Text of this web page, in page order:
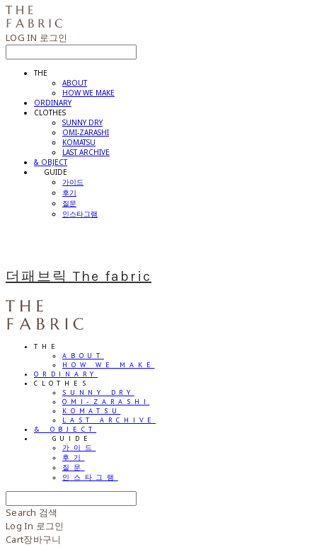
LOG IN 로그인
THE
ABOUT
HOW WE MAKE
ORDINARY
CLOTHES
SUNNY DRY
OMI-ZARASHI
KOMATSU
LAST ARCHIVE
& OBJECT
⠀⠀GUIDE
가이드
후기
질문
인스타그램
더패브릭 The fabric
THE
ABOUT
HOW WE MAKE
ORDINARY
CLOTHES
SUNNY DRY
OMI-ZARASHI
KOMATSU
LAST ARCHIVE
& OBJECT
⠀⠀GUIDE
가이드
후기
질문
인스타그램
Search 검색
Log In 로그인
Cart장바구니